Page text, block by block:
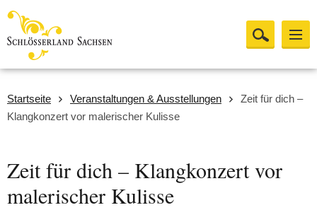
Startseite Veranstaltungen & Ausstellungen
Zeit für dich –
Klangkonzert vor malerischer Kulisse
Zeit für dich – Klangkonzert vor
malerischer Kulisse